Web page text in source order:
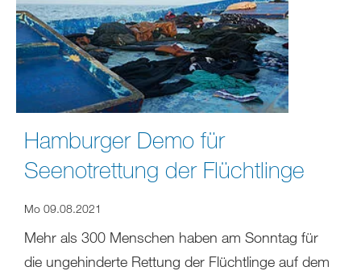
Hamburger Demo für
Seenotrettung der Flüchtlinge
Mo 09.08.2021
Mehr als 300 Menschen haben am Sonntag für
die ungehinderte Rettung der Flüchtlinge auf dem